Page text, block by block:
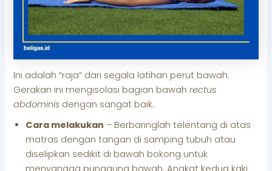
Ini adalah “raja” dari segala latihan perut bawah.
Gerakan ini mengisolasi bagian bawahrectus
abdominis dengan sangat baik.
Cara melakukan – Berbaringlah telentang di atas
matras dengan tangan di samping tubuh atau
diselipkan sedikit di bawah bokong untuk